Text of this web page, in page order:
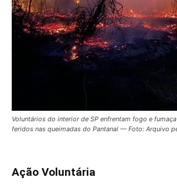
Voluntários do interior de SP enfrentam fogo e
feridos nas queimadas do Pantanal — Foto: Arquivo
Ação Voluntária